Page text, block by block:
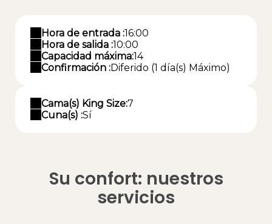
Hora de entrada :16:00
Hora de salida :10:00
Capacidad máxima:14
Confirmación :Diferido (1 día(s) Máximo)
Cama(s) King Size:7
Cuna(s) :Sí
Su confort: nuestros
servicios